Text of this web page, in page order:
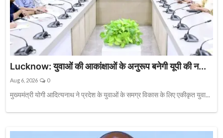
Lucknow: युवाओं की आकांक्षाओं के अनुरूप बनेगी यूपी की न...
Aug 6, 2026 0
मुख्यमंत्री योगी आदित्यनाथ ने प्रदेश के युवाओं के समग्र विकास के लिए एकीकृत युवा...